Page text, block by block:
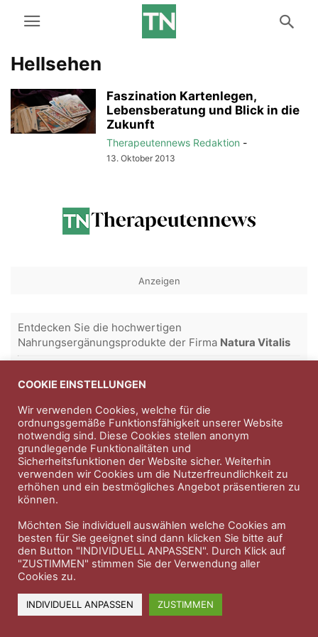
Hellsehen
Faszination Kartenlegen,
Lebensberatung und Blick in die
Zukunft
Therapeutennews Redaktion -
13. Oktober 2013
Anzeigen
Entdecken Sie die hochwertigen
Nahrungsergänungsprodukte der Firma Natura Vitalis
Versicherungen und Finanzdienstleistungen seit 1986 -
Impressum Nutzungsbedingungen
Datenschutzerklärung Therapeutenkatalog Über uns
COOKIE EINSTELLUNGEN
Wir verwenden Cookies, welche für die
ordnungsgemäße Funktionsfähigkeit unserer Website
notwendig sind. Diese Cookies stellen anonym
grundlegende Funktionalitäten und
Sicherheitsfunktionen der Website sicher. Weiterhin
verwenden wir Cookies um die Nutzerfreundlichkeit zu
erhöhen und ein bestmögliches Angebot präsentieren zu
können.
Möchten Sie individuell auswählen welche Cookies am
besten für Sie geeignet sind dann klicken Sie bitte auf
den Button "INDIVIDUELL ANPASSEN". Durch Klick auf
"ZUSTIMMEN" stimmen Sie der Verwendung aller
Cookies zu.
INDIVIDUELL ANPASSEN ZUSTIMMEN